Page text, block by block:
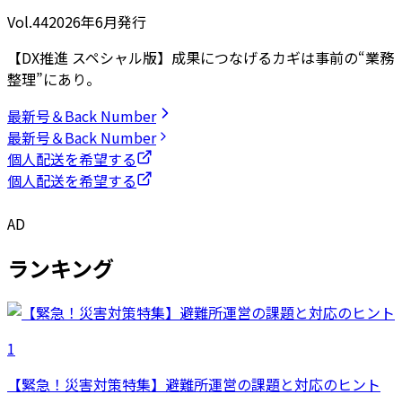
Vol.442026年6月発行
【DX推進 スペシャル版】成果につなげるカギは事前の“業務
整理”にあり。
最新号＆Back Number
最新号＆Back Number
個人配送を希望する
個人配送を希望する
AD
ランキング
1
【緊急！災害対策特集】避難所運営の課題と対応のヒント